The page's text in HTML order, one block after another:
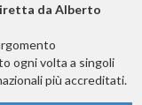
da Alberto
ogni volta a singoli
più accreditati.